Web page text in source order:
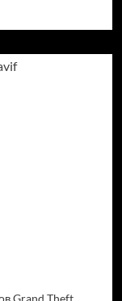
Grand Theft